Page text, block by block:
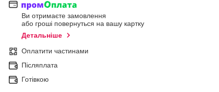
Ви отримаєте замовлення
або гроші повернуться на вашу картку
Детальніше
Оплатити частинами
Післяплата
Готівкою